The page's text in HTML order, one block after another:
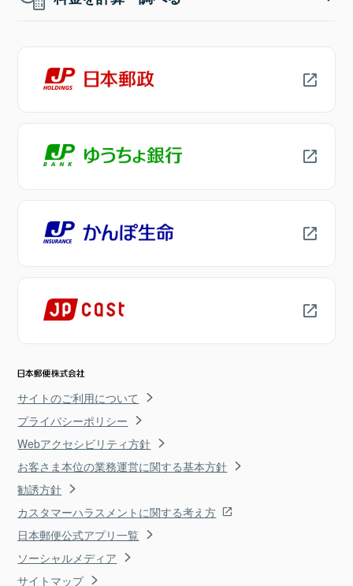
サイトのご利用について
プライバシーポリシー
Webアクセシビリティ方針
お客さま本位の業務運営に関する基本方針
勧誘方針
カスタマーハラスメントに関する考え方
日本郵便公式アプリ一覧
ソーシャルメディア
サイトマップ